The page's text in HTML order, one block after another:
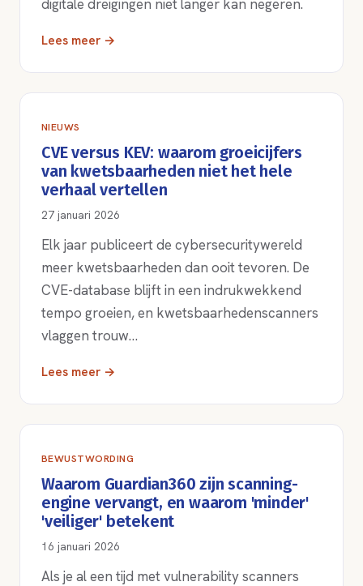
digitale dreigingen niet langer kan negeren.
Lees meer →
NIEUWS
CVE versus KEV: waarom groeicijfers
van kwetsbaarheden niet het hele
verhaal vertellen
27 januari 2026
Elk jaar publiceert de cybersecuritywereld
meer kwetsbaarheden dan ooit tevoren. De
CVE-database blijft in een indrukwekkend
tempo groeien, en kwetsbaarhedenscanners
vlaggen trouw…
Lees meer →
BEWUSTWORDING
Waarom Guardian360 zijn scanning-
engine vervangt, en waarom 'minder'
'veiliger' betekent
16 januari 2026
Als je al een tijd met vulnerability scanners